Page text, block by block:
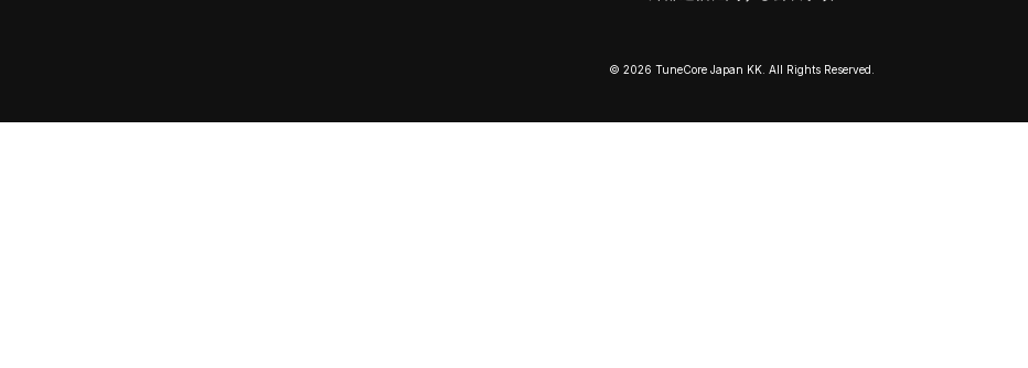
© 2026 TuneCore Japan KK. All Rights Reserved.